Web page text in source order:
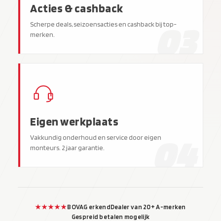
Acties & cashback
Scherpe deals, seizoensacties en cashback bij top-
merken.
03
Eigen werkplaats
Vakkundig onderhoud en service door eigen
monteurs. 2 jaar garantie.
04
★★★★★BOVAG erkendDealer van 20+ A-merken
Gespreid betalen mogelijk